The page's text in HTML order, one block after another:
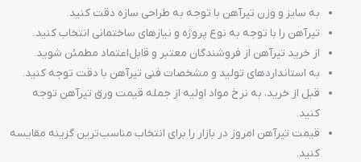
به سایز و وزن تیرآهن با توجه به طراحی سازه دقت کنید.
تیرآهن را با توجه به نوع پروژه و نیازهای ساختمانی انتخاب کنید.
از خرید تیرآهن از فروشندگان معتبر و قابل‌اعتماد مطمئن شوید.
به استانداردهای تولید و مشخصات فنی تیرآهن با دقت توجه کنید.
قبل از خرید، به نرخ مواد اولیه از جمله قیمت ورق تیرآهن توجه
کنید.
قیمت تیرآهن امروز در بازار را برای انتخاب مناسب‌ترین گزینه مقایسه
کنید.